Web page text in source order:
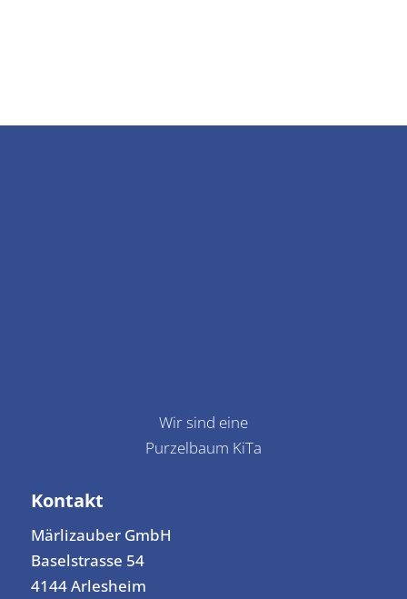
Wir sind eine
Purzelbaum KiTa
Kontakt
Märlizauber GmbH
Baselstrasse 54
4144 Arlesheim